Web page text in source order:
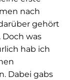
nach
gehört
Doch was
hab ich
Dabei gabs